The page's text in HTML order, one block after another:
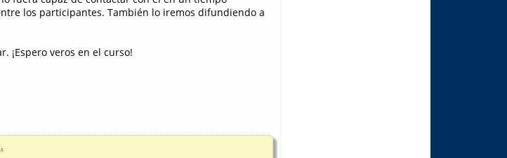
los participantes. También lo iremos difundiendo a
¡Espero veros en el curso!